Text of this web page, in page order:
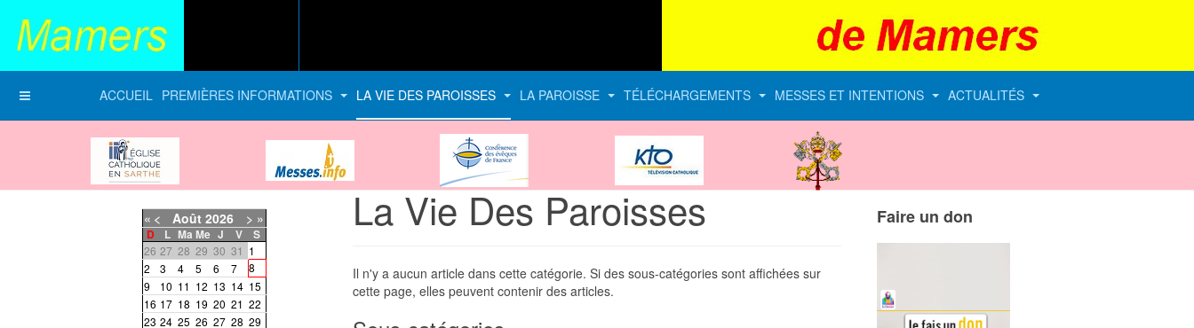
ACCUEIL PREMIÈRES INFORMATIONS LA VIE DES PAROISSES LA PAROISSE TÉLÉCHARGEMENTS MESSES ET INTENTIONS ACTUALITÉS
La Vie Des Paroisses
Il n'y a aucun article dans cette catégorie. Si des sous-catégories sont affichées sur
cette page, elles peuvent contenir des articles.
« < Août 2026 > »
D L Ma Me J V S
26 27 28 29 30 31 1
2
3 4 5 6 7
8
9
10 11 12 13 14 15
16 17 18 19 20 21 22
23 24 25 26 27 28 29
Faire un don